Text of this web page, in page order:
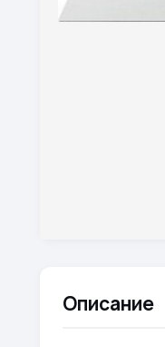
Описание